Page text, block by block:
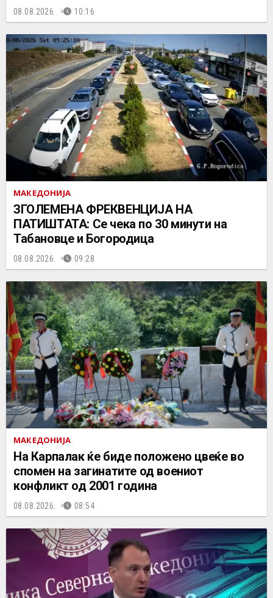
08.08.2026. 10:16
МАКЕДОНИЈА
ЗГОЛЕМЕНА ФРЕКВЕНЦИЈА НА
ПАТИШТАТА: Се чека по 30 минути на
Табановце и Богородица
08.08.2026. 09:28
МАКЕДОНИЈА
На Карпалак ќе биде положено цвеќе во
спомен на загинатите од воениот
конфликт од 2001 година
08.08.2026. 08:54